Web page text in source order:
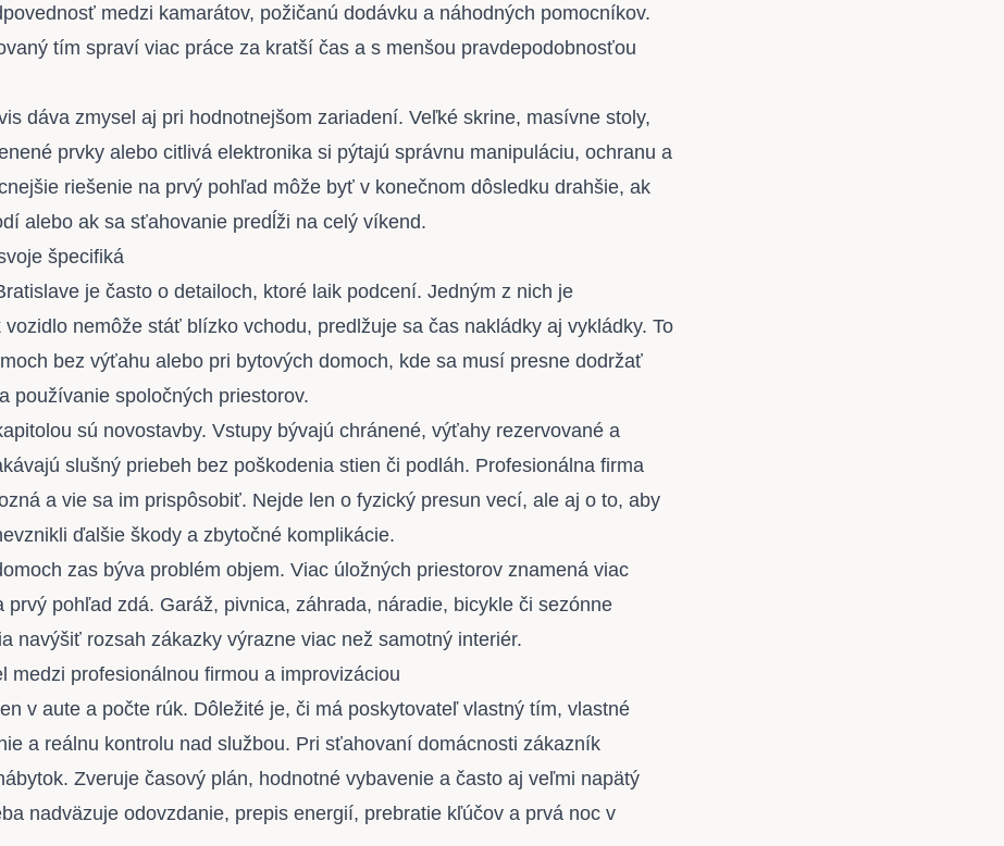
medzi kamarátov, požičanú dodávku a náhodných pomocníkov.
tím spraví viac práce za kratší čas a s menšou pravdepodobnosťou
dáva zmysel aj pri hodnotnejšom zariadení. Veľké skrine, masívne stoly,
prvky alebo citlivá elektronika si pýtajú správnu manipuláciu, ochranu a
riešenie na prvý pohľad môže byť v konečnom dôsledku drahšie, ak
alebo ak sa sťahovanie predĺži na celý víkend.
špecifiká
je často o detailoch, ktoré laik podcení. Jedným z nich je
vozidlo nemôže stáť blízko vchodu, predlžuje sa čas nakládky aj vykládky. To
bez výťahu alebo pri bytových domoch, kde sa musí presne dodržať
používanie spoločných priestorov.
sú novostavby. Vstupy bývajú chránené, výťahy rezervované a
slušný priebeh bez poškodenia stien či podláh. Profesionálna firma
a vie sa im prispôsobiť. Nejde len o fyzický presun vecí, ale aj o to, aby
ďalšie škody a zbytočné komplikácie.
zas býva problém objem. Viac úložných priestorov znamená viac
prvý pohľad zdá. Garáž, pivnica, záhrada, náradie, bicykle či sezónne
navýšiť rozsah zákazky výrazne viac než samotný interiér.
medzi profesionálnou firmou a improvizáciou
v aute a počte rúk. Dôležité je, či má poskytovateľ vlastný tím, vlastné
a reálnu kontrolu nad službou. Pri sťahovaní domácnosti zákazník
Zveruje časový plán, hodnotné vybavenie a často aj veľmi napätý
nadväzuje odovzdanie, prepis energií, prebratie kľúčov a prvá noc v